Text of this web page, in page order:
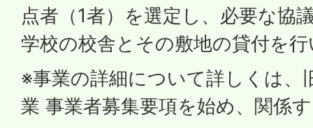
点者（1者）を選定し、必要な協
学校の校舎とその敷地の貸付を
※事業の詳細について詳しくは、
業 事業者募集要項を始め、関係